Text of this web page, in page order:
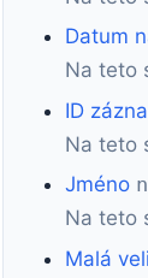
Datum
Na teto
ID
Na teto
Jméno
Na teto
Malá